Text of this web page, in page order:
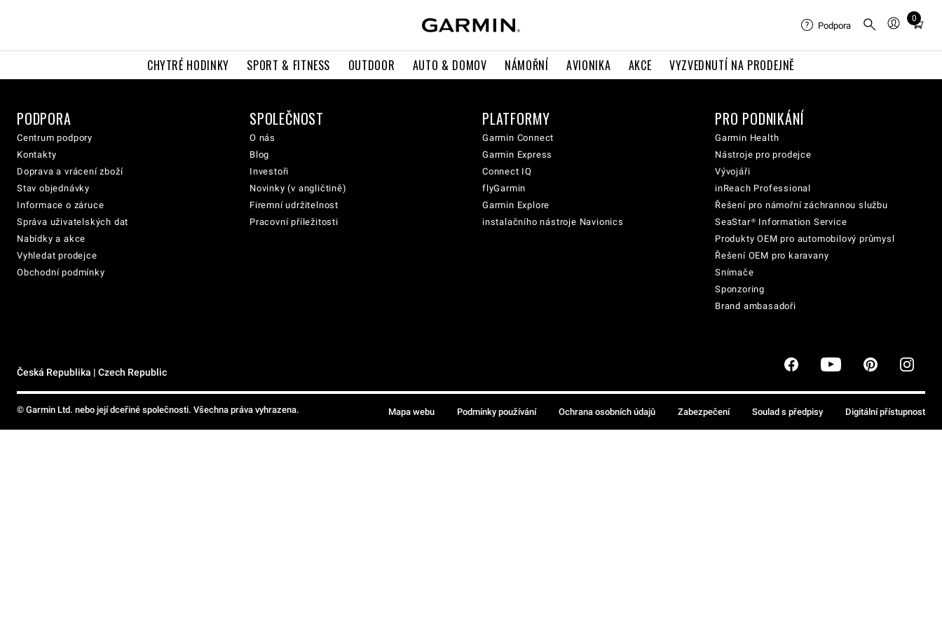
CHYTRÉ HODINKY SPORT & FITNESS OUTDOOR AUTO & DOMOV NÁMOŘNÍ AVIONIKA AKCE VYZVEDNUTÍ NA PRODEJNĚ
Podpora
0
Total
in
PODPORA
Centrum podpory
Kontakty
Doprava a vrácení zboží
Stav objednávky
Informace o záruce
Správa uživatelských dat
Nabídky a akce
Vyhledat prodejce
Obchodní podmínky
SPOLEČNOST
O nás
Blog
Investoři
Novinky (v angličtině)
Firemní udržitelnost
Pracovní příležitosti
PLATFORMY
Garmin Connect
Garmin Express
Connect IQ
flyGarmin
Garmin Explore
instalačního nástroje Navionics
PRO PODNIKÁNÍ
Garmin Health
Nástroje pro prodejce
Vývojáři
inReach Professional
Řešení pro námořní záchrannou službu
SeaStar® Information Service
Produkty OEM pro automobilový průmysl
Řešení OEM pro karavany
Snímače
Sponzoring
Brand ambasadoři
Česká Republika | Czech Republic
© Garmin Ltd. nebo její dceřiné společnosti. Všechna práva vyhrazena. Mapa webu Podmínky používání Ochrana osobních údajů Zabezpečení Soulad s předpisy Digitální přístupnost